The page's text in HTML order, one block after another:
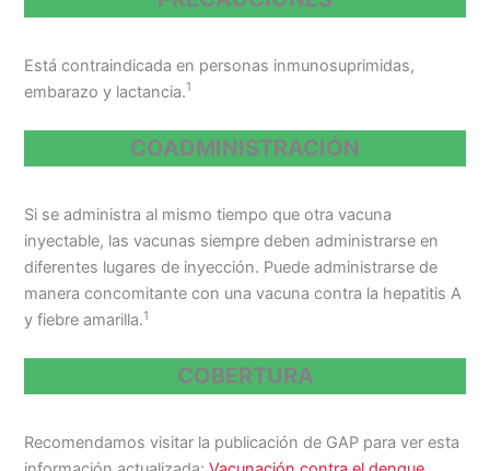
Está contraindicada en personas inmunosuprimidas,
embarazo y lactancia.1
COADMINISTRACIÓN
Si se administra al mismo tiempo que otra vacuna
inyectable, las vacunas siempre deben administrarse en
diferentes lugares de inyección. Puede administrarse de
manera concomitante con una vacuna contra la hepatitis A
y fiebre amarilla.1
COBERTURA
Recomendamos visitar la publicación de GAP para ver esta